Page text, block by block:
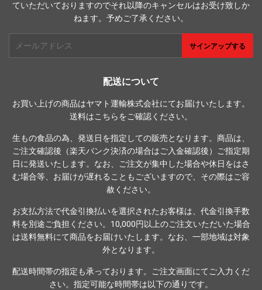
ていただいておりますのでそれ以降のキャンセルはお受け致しか
ねます。予めご了承ください。
レ
サインアップする
配送について
お買い上げの商品はヤマト運輸株式会社にてお届けいたします。
送料はこちらをご確認ください。
生もの食品の為、発送日を指定しての販売となります。商品は、
ご注文確認後（楽天バンク決済の場合はご入金確認後）ご指定期
日に発送いたします。なお、ご注文が集中した場合や休日をはさ
む場合等、お届けが遅れることもございますので、その際はご容
赦ください。
お支払方法で代金引換払いを選択されたお客様は、代金引換手数
料を別途ご負担ください。10,000円以上のご注文いただいた場合
は送料無料にて商品をお届けいたします。なお、一部地域は対象
外となります。
配送時間帯の指定も承っております。ご注文画面にてご入力くだ
さい。指定可能な時間帯は以下の通りです。